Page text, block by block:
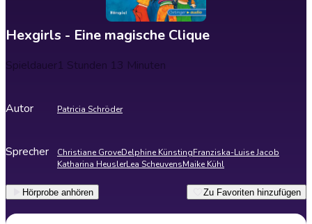
Hexgirls - Eine magische Clique
Spieldauer1 Stunden 13 Minuten
Autor Patricia Schröder
Sprecher Christiane GroveDelphine KünstingFranziska-Luise Jacob
Katharina HeuslerLea ScheuvensMaike Kühl
Hörprobe anhören Zu Favoriten hinzufügen